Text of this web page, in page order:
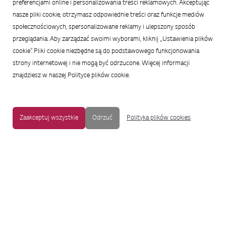
preferencjami online i personalizowania treści reklamowych. Akceptując
nasze pliki cookie, otrzymasz odpowiednie treści oraz funkcje mediów
społecznościowych, spersonalizowane reklamy i ulepszony sposób
przeglądania. Aby zarządzać swoimi wyborami, kliknij „Ustawienia plików
cookie”. Pliki cookie niezbędne są do podstawowego funkcjonowania
strony internetowej i nie mogą być odrzucone. Więcej informacji
znajdziesz w naszej Polityce plików cookie.
Zaakceptuj wszystkie Odrzuć Polityka plików cookies